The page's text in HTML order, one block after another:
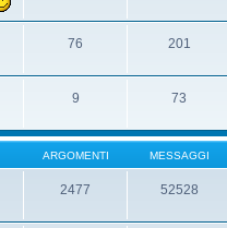
76 201
9 73
ARGOMENTI MESSAGGI
2477 52528